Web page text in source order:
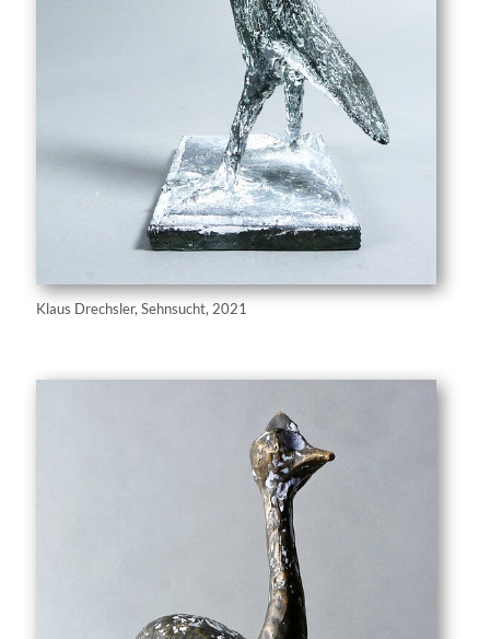
Klaus Drechsler, Sehnsucht, 2021